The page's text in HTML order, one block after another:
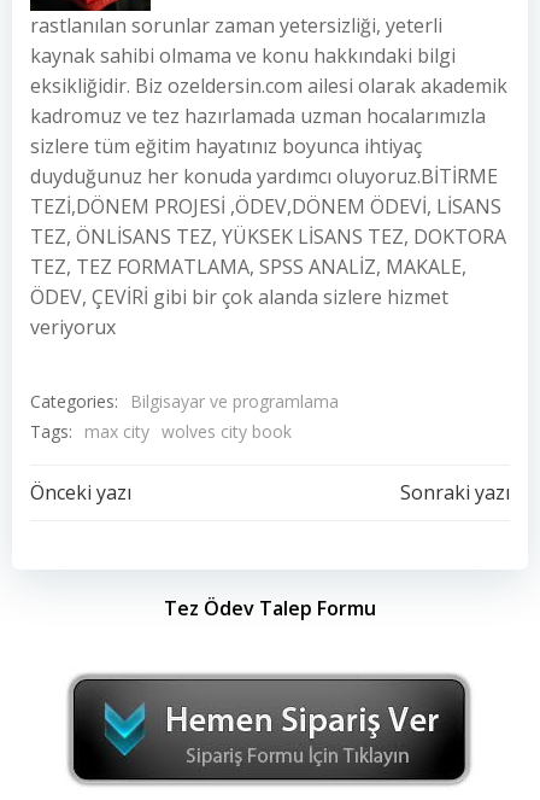
rastlanılan sorunlar zaman yetersizliği, yeterli
kaynak sahibi olmama ve konu hakkındaki bilgi
eksikliğidir. Biz ozeldersin.com ailesi olarak akademik
kadromuz ve tez hazırlamada uzman hocalarımızla
sizlere tüm eğitim hayatınız boyunca ihtiyaç
duyduğunuz her konuda yardımcı oluyoruz.BİTİRME
TEZİ,DÖNEM PROJESİ ,ÖDEV,DÖNEM ÖDEVİ, LİSANS
TEZ, ÖNLİSANS TEZ, YÜKSEK LİSANS TEZ, DOKTORA
TEZ, TEZ FORMATLAMA, SPSS ANALİZ, MAKALE,
ÖDEV, ÇEVİRİ gibi bir çok alanda sizlere hizmet
veriyorux
Categories:
Bilgisayar ve programlama
Tags:
max city wolves city book
Yazı
dolaşımı
Önceki yazı
dolaşımı
Sonraki yazı
Tez Ödev Talep Formu